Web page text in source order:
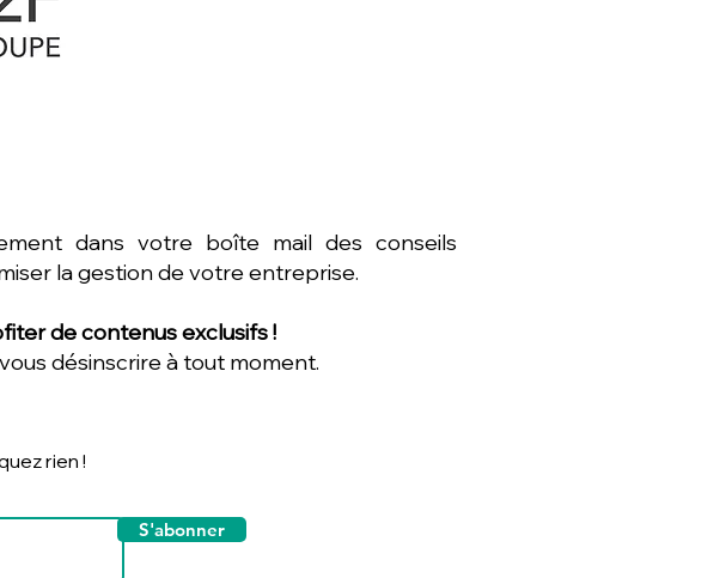
dans votre boîte mail des conseils
la gestion de votre entreprise.
de contenus exclusifs !
désinscrire à tout moment.
rien !
S'abonner